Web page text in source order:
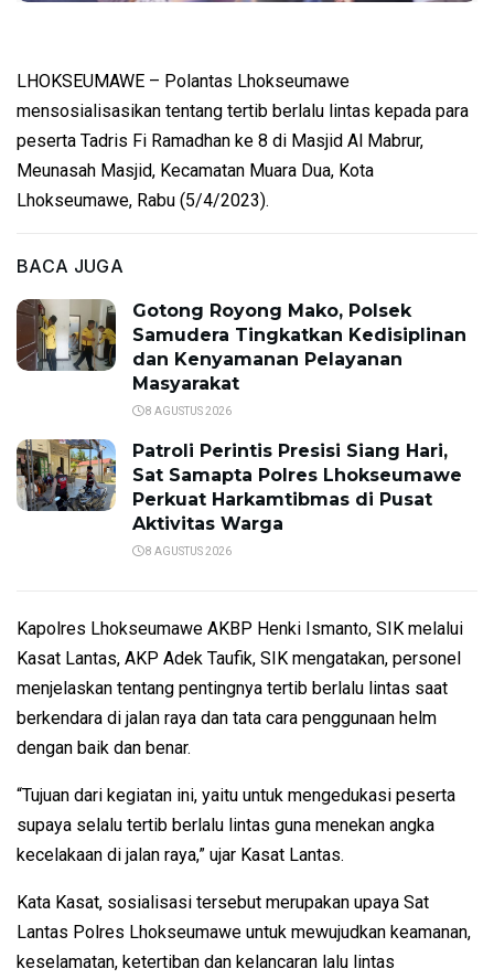
LHOKSEUMAWE – Polantas Lhokseumawe
mensosialisasikan tentang tertib berlalu lintas kepada para
peserta Tadris Fi Ramadhan ke 8 di Masjid Al Mabrur,
Meunasah Masjid, Kecamatan Muara Dua, Kota
Lhokseumawe, Rabu (5/4/2023).
BACA JUGA
Gotong Royong Mako, Polsek
Samudera Tingkatkan Kedisiplinan
dan Kenyamanan Pelayanan
Masyarakat
8 AGUSTUS 2026
Patroli Perintis Presisi Siang Hari,
Sat Samapta Polres Lhokseumawe
Perkuat Harkamtibmas di Pusat
Aktivitas Warga
8 AGUSTUS 2026
Kapolres Lhokseumawe AKBP Henki Ismanto, SIK melalui
Kasat Lantas, AKP Adek Taufik, SIK mengatakan, personel
menjelaskan tentang pentingnya tertib berlalu lintas saat
berkendara di jalan raya dan tata cara penggunaan helm
dengan baik dan benar.
“Tujuan dari kegiatan ini, yaitu untuk mengedukasi peserta
supaya selalu tertib berlalu lintas guna menekan angka
kecelakaan di jalan raya,” ujar Kasat Lantas.
Kata Kasat, sosialisasi tersebut merupakan upaya Sat
Lantas Polres Lhokseumawe untuk mewujudkan keamanan,
keselamatan, ketertiban dan kelancaran lalu lintas